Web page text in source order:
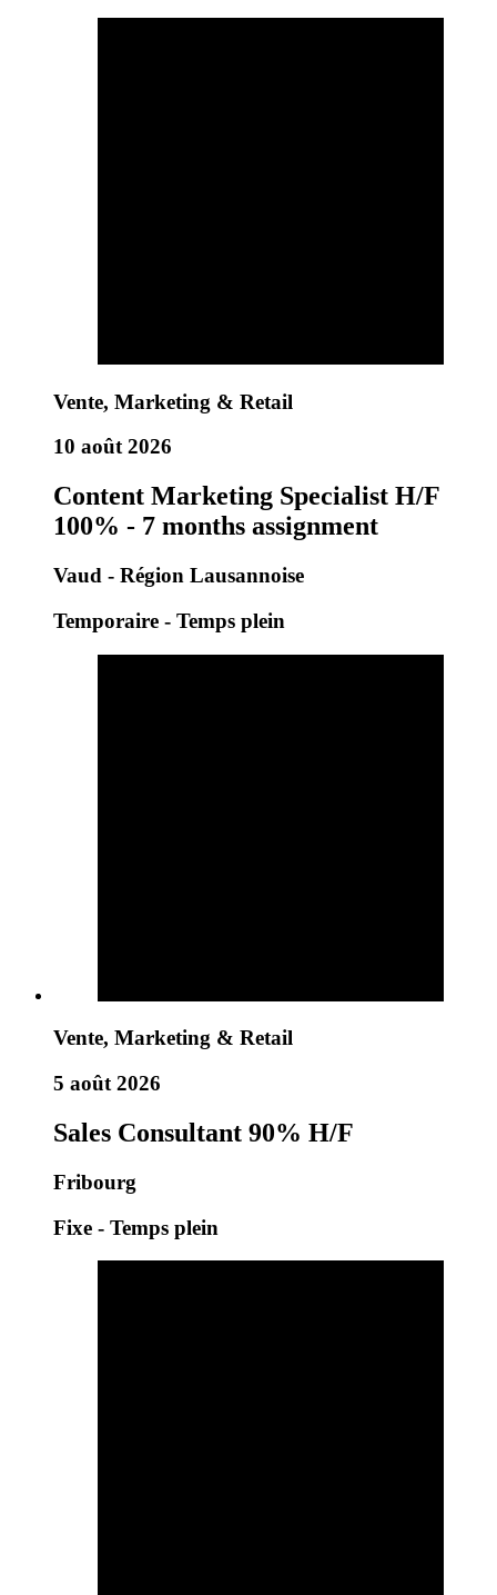
Vente, Marketing & Retail
10 août 2026
Content Marketing Specialist H/F
100% - 7 months assignment
Vaud - Région Lausannoise
Temporaire - Temps plein
Vente, Marketing & Retail
5 août 2026
Sales Consultant 90% H/F
Fribourg
Fixe - Temps plein